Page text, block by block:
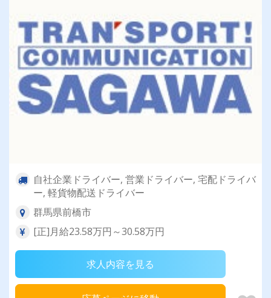
自社企業ドライバー, 営業ドライバー, 宅配ドライバ
ー, 軽貨物配送ドライバー
群馬県前橋市
[正]月給23.58万円～30.58万円
求人内容を見る